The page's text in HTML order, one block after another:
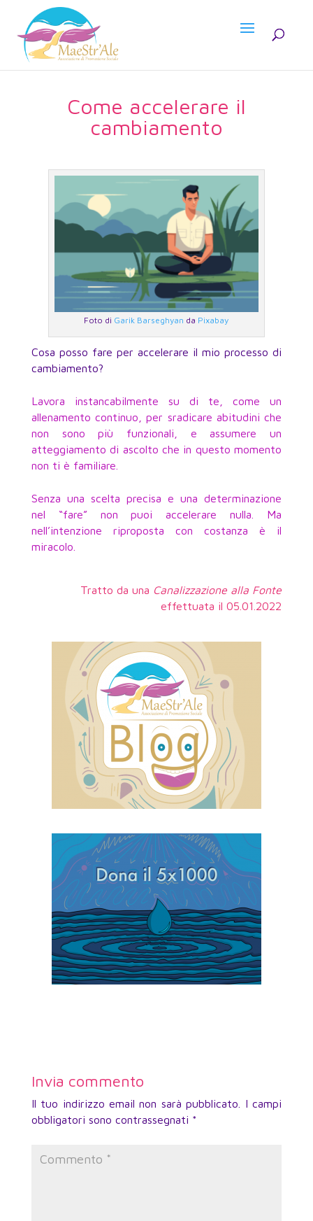
Come accelerare il
cambiamento
Foto di Garik Barseghyan da Pixabay
Cosa posso fare per accelerare il mio processo di
cambiamento?
Lavora instancabilmente su di te, come un
allenamento continuo, per sradicare abitudini che
non sono più funzionali, e assumere un
atteggiamento di ascolto che in questo momento
non ti è familiare.
Senza una scelta precisa e una determinazione
nel “fare” non puoi accelerare nulla. Ma
nell’intenzione riproposta con costanza è il
miracolo.
Tratto da una Canalizzazione alla Fonte
effettuata il 05.01.2022
Invia commento
Il tuo indirizzo email non sarà pubblicato.
I campi
obbligatori sono contrassegnati *